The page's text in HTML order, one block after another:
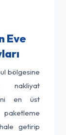
Eve
bölgesine
nakliyat
en üst
getirip